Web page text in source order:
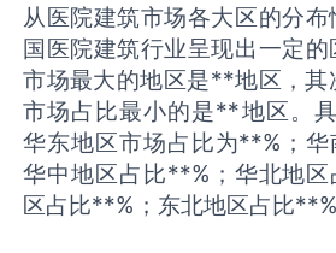
从医院建筑市场各大区的分
国医院建筑行业呈现出一定
市场最大的地区是**地区，
市场占比最小的是**地区。
华东地区市场占比为**%；华
华中地区占比**%；华北地
区占比**%；东北地区占比**%